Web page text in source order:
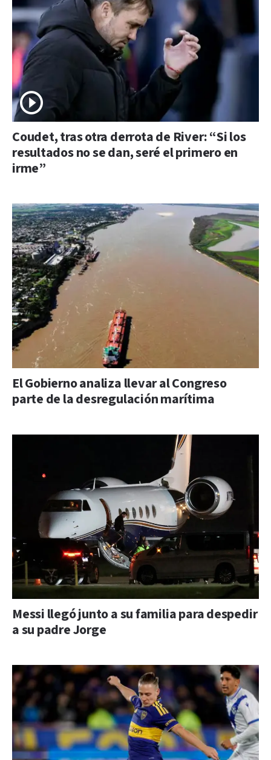
Coudet, tras otra derrota de River: “Si los
resultados no se dan, seré el primero en
irme”
El Gobierno analiza llevar al Congreso
parte de la desregulación marítima
Messi llegó junto a su familia para despedir
a su padre Jorge